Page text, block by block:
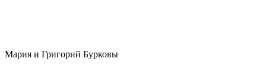
Мария и Григорий Бурковы